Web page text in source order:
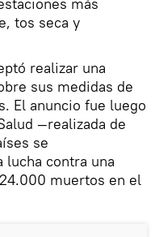
tos seca y
realizar una
sus medidas de
El anuncio fue luego
—realizada de
se
contra una
muertos en el